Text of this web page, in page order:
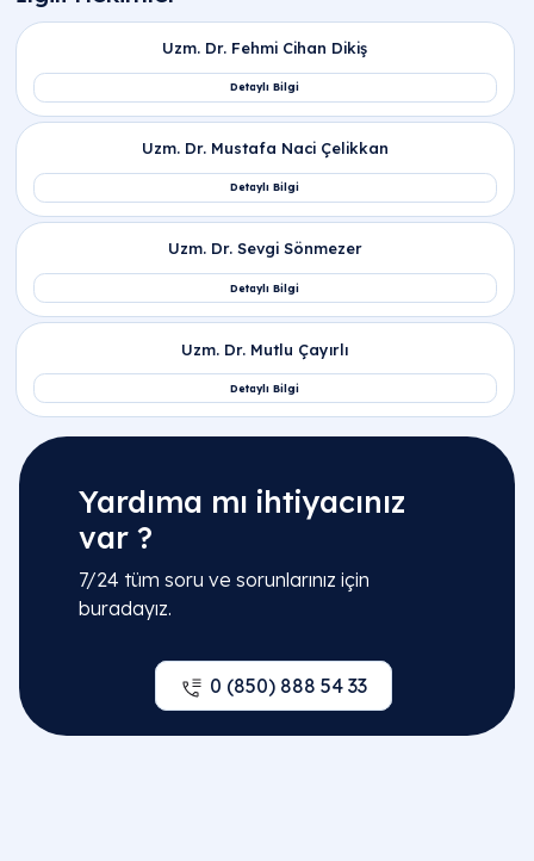
Yardıma mı ihtiyacınız
var ?
7/24 tüm soru ve sorunlarınız için
buradayız.
0 (850) 888 54 33